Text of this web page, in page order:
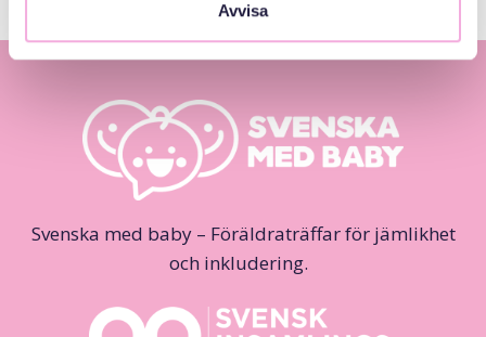
Avvisa
Svenska med baby – Föräldraträffar för jämlikhet
och inkludering.